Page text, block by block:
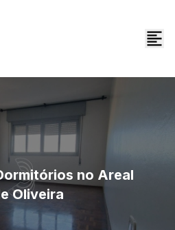
no Areal
Oliveira